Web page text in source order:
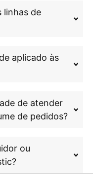
linhas de
aplicado às
de atender
de pedidos?
ou